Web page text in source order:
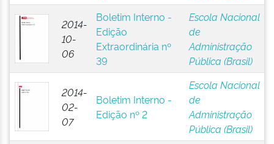
2014-
10-
06
Boletim Interno -
Edição
Extraordinária nº
39
Escola Nacional
de
Administração
Pública (Brasil)
2014-
02-
07
Boletim Interno -
Edição nº 2
Escola Nacional
de
Administração
Pública (Brasil)